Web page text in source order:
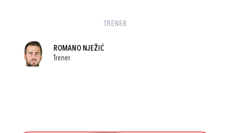
TRENER
ROMANO NJEŽIĆ
Trener